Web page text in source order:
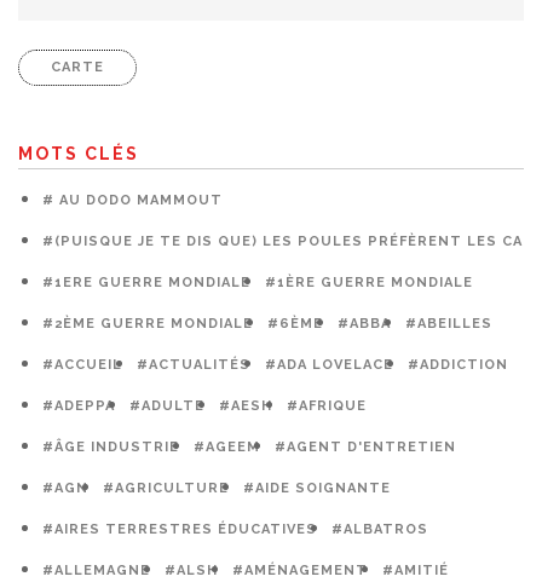
CARTE
MOTS CLÉS
# AU DODO MAMMOUT
#(PUISQUE JE TE DIS QUE) LES POULES PRÉFÈRENT LES
#1ERE GUERRE MONDIALE #1ÈRE GUERRE MONDIALE
#2ÈME GUERRE MONDIALE #6ÈME #ABBA #ABEILLES
#ACCUEIL #ACTUALITÉS #ADA LOVELACE #ADDICTION
#ADEPPA #ADULTE #AESH #AFRIQUE
#ÂGE INDUSTRIE #AGEEM #AGENT D'ENTRETIEN
#AGN #AGRICULTURE #AIDE SOIGNANTE
#AIRES TERRESTRES ÉDUCATIVES #ALBATROS
#ALLEMAGNE #ALSH #AMÉNAGEMENT #AMITIÉ